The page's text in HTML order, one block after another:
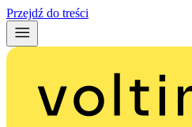
Przejdź do treści